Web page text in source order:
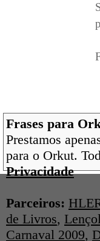
Frases para
Prestamos
para o Orkut.
Privacidade
Parceiros:
de Livros,
Carnaval 2009,